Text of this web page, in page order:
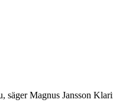
säger Magnus Jansson